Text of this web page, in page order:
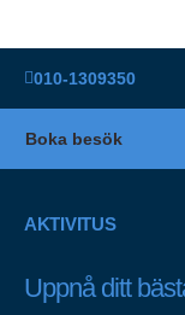
010-1309350
Boka besök
AKTIVITUS
Uppnå ditt